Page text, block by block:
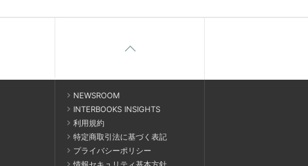
NEWSROOM
INTERBOOKS INSIGHTS
利用規約
特定商取引法に基づく表記
プライバシーポリシー